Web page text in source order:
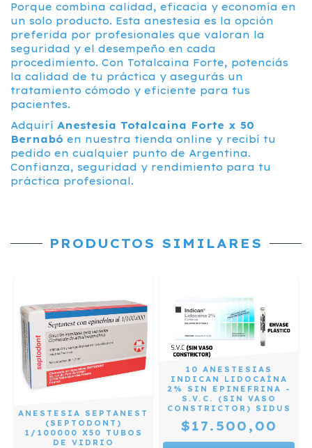
Porque combina calidad, eficacia y economía en
un solo producto. Esta anestesia es la opción
preferida por profesionales que valoran la
seguridad y el desempeño en cada
procedimiento. Con Totalcaina Forte, potenciás
la calidad de tu práctica y asegurás un
tratamiento cómodo y eficiente para tus
pacientes.
Adquirí Anestesia Totalcaina Forte x 50
Bernabó en nuestra tienda online y recibí tu
pedido en cualquier punto de Argentina.
Confianza, seguridad y rendimiento para tu
práctica profesional.
PRODUCTOS SIMILARES
ANESTESIA SEPTANEST
(SEPTODONT)
1/100000 X50 TUBOS
DE VIDRIO
10 ANESTESIAS
INDICAN LIDOCAÍNA
2% SIN EPINEFRINA -
S.V.C. (SIN VASO
CONSTRICTOR) SIDUS
$17.500,00